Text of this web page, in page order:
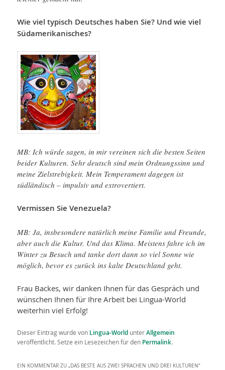
Wie viel typisch Deutsches haben Sie? Und wie viel
Südamerikanisches?
MB: Ich würde sagen, in mir vereinen sich die besten Seiten
beider Kulturen. Sehr deutsch sind mein Ordnungssinn und
meine Zielstrebigkeit. Mein Temperament dagegen ist
südländisch – impulsiv und extrovertiert.
Vermissen Sie Venezuela?
MB: Ja, insbesondere natürlich meine Familie und Freunde,
aber auch die Kultur. Und das Klima. Meistens fahre ich im
Winter zu Besuch und tanke dort dann so viel Sonne wie
möglich, bevor es zurück ins kalte Deutschland geht.
Frau Backes, wir danken Ihnen für das Gespräch und
wünschen Ihnen für Ihre Arbeit bei Lingua-World
weiterhin viel Erfolg!
Dieser Eintrag wurde von Lingua-World unterAllgemein
veröffentlicht. Setze ein Lesezeichen für den Permalink.
EIN KOMMENTAR ZU „DAS BESTE AUS ZWEI SPRACHEN UND DREI KULTUREN“